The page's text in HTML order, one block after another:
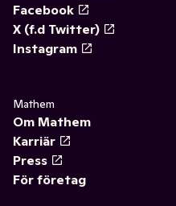
Facebook
X (f.d Twitter)
Instagram
Mathem
Om Mathem
Karriär
Press
För företag